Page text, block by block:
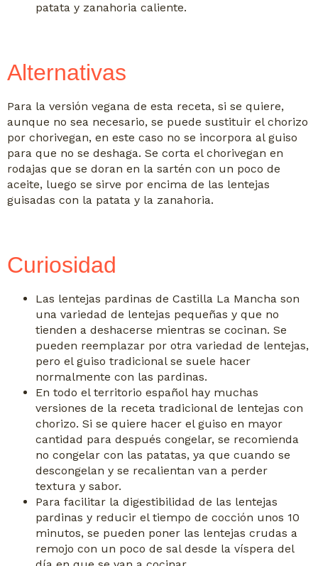
patata y zanahoria caliente.
Alternativas
Para la versión vegana de esta receta, si se quiere,
aunque no sea necesario, se puede sustituir el chorizo
por chorivegan, en este caso no se incorpora al guiso
para que no se deshaga. Se corta el chorivegan en
rodajas que se doran en la sartén con un poco de
aceite, luego se sirve por encima de las lentejas
guisadas con la patata y la zanahoria.
Curiosidad
Las lentejas pardinas de Castilla La Mancha son
una variedad de lentejas pequeñas y que no
tienden a deshacerse mientras se cocinan. Se
pueden reemplazar por otra variedad de lentejas,
pero el guiso tradicional se suele hacer
normalmente con las pardinas.
En todo el territorio español hay muchas
versiones de la receta tradicional de lentejas con
chorizo. Si se quiere hacer el guiso en mayor
cantidad para después congelar, se recomienda
no congelar con las patatas, ya que cuando se
descongelan y se recalientan van a perder
textura y sabor.
Para facilitar la digestibilidad de las lentejas
pardinas y reducir el tiempo de cocción unos 10
minutos, se pueden poner las lentejas crudas a
remojo con un poco de sal desde la víspera del